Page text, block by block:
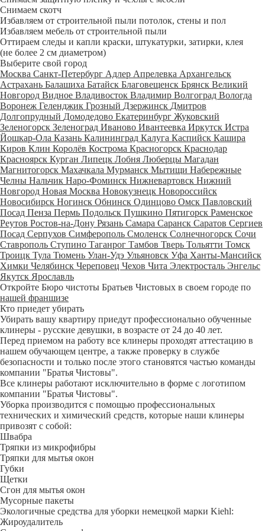
Снимаем скотч
Избавляем от строительной пыли потолок, стены и пол
Избавляем мебель от строительной пыли
Оттираем следы и капли краски, штукатурки, затирки, клея
(не более 2 см диаметром)
Выберите свой город
Москва Санкт-Петербург Адлер Апрелевка Архангельск
Астрахань Балашиха Батайск Благовещенск Брянск Великий
Новгород Видное Владивосток Владимир Волгоград Вологда
Воронеж Геленджик Грозный Дзержинск Дмитров
Долгопрудный Домодедово Екатеринбург Жуковский
Зеленогорск Зеленоград Иваново Ивантеевка Иркутск Истра
Йошкар-Ола Казань Калининград Калуга Каспийск Кашира
Киров Клин Королёв Кострома Красногорск Краснодар
Красноярск Курган Липецк Лобня Люберцы Магадан
Магнитогорск Махачкала Мурманск Мытищи Набережные
Челны Нальчик Наро-Фоминск Нижневартовск Нижний
Новгород Новая Москва Новокузнецк Новороссийск
Новосибирск Ногинск Обнинск Одинцово Омск Павловский
Посад Пенза Пермь Подольск Пушкино Пятигорск Раменское
Реутов Ростов-на-Дону Рязань Самара Саранск Саратов Сергиев
Посад Серпухов Симферополь Смоленск Солнечногорск Сочи
Ставрополь Ступино Таганрог Тамбов Тверь Тольятти Томск
Троицк Тула Тюмень Улан-Удэ Ульяновск Уфа Ханты-Мансийск
Химки Челябинск Череповец Чехов Чита Электросталь Энгельс
Якутск Ярославль
Откройте Бюро чистоты Братьев Чистовых в своем городе по
нашей франшизе
Кто приедет убирать
Убирать вашу квартиру приедут профессионально обученные
клинеры - русские девушки, в возрасте от 24 до 40 лет.
Перед приемом на работу все клинеры проходят аттестацию в
нашем обучающем центре, а также проверку в службе
безопасности и только после этого становятся частью команды
компании "Братья Чистовы".
Все клинеры работают исключительно в форме с логотипом
компании "Братья Чистовы".
Уборка производится с помощью профессиональных
технических и химический средств, которые наши клинеры
привозят с собой:
Швабра
Тряпки из микрофибры
Тряпки для мытья окон
Губки
Щетки
Сгон для мытья окон
Мусорные пакеты
Экологичные средства для уборки немецкой марки Kiehl:
Жироудалитель